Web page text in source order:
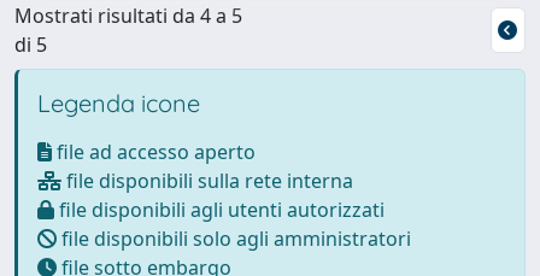
Mostrati risultati da 4 a 5
di 5
Legenda icone
file ad accesso aperto
file disponibili sulla rete interna
file disponibili agli utenti autorizzati
file disponibili solo agli amministratori
file sotto embargo